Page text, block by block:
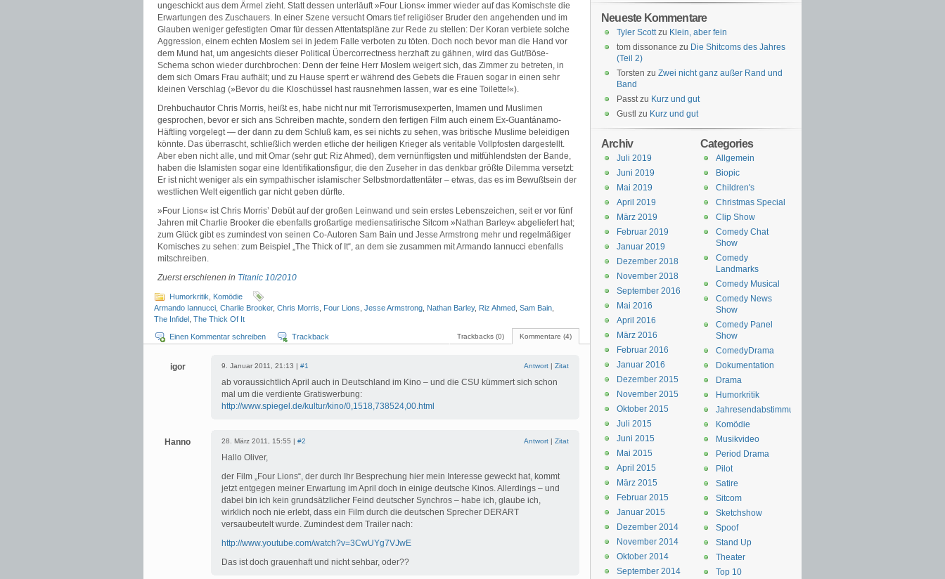
ungeschickt aus dem Ärmel zieht. Statt dessen unterläuft »Four Lions« immer wieder auf das Komischste die
Erwartungen des Zuschauers. In einer Szene versucht Omars tief religiöser Bruder den angehenden und im
Glauben weniger gefestigten Omar für dessen Attentatspläne zur Rede zu stellen: Der Koran verbiete solche
Aggression, einem echten Moslem sei in jedem Falle verboten zu töten. Doch noch bevor man die Hand vor
dem Mund hat, um angesichts dieser Political Übercorrectness herzhaft zu gähnen, wird das Gut/Böse-
Schema schon wieder durchbrochen: Denn der feine Herr Moslem weigert sich, das Zimmer zu betreten, in
dem sich Omars Frau aufhält; und zu Hause sperrt er während des Gebets die Frauen sogar in einen sehr
kleinen Verschlag (»Bevor du die Kloschüssel hast rausnehmen lassen, war es eine Toilette!«).
Drehbuchautor Chris Morris, heißt es, habe nicht nur mit Terrorismusexperten, Imamen und Muslimen
gesprochen, bevor er sich ans Schreiben machte, sondern den fertigen Film auch einem Ex-Guantánamo-
Häftling vorgelegt — der dann zu dem Schluß kam, es sei nichts zu sehen, was britische Muslime beleidigen
könnte. Das überrascht, schließlich werden etliche der heiligen Krieger als veritable Vollpfosten dargestellt.
Aber eben nicht alle, und mit Omar (sehr gut: Riz Ahmed), dem vernünftigsten und mitfühlendsten der Bande,
haben die Islamisten sogar eine Identifikationsfigur, die den Zuseher in das denkbar größte Dilemma versetzt:
Er ist nicht weniger als ein sympathischer islamischer Selbstmordattentäter – etwas, das es im Bewußtsein der
westlichen Welt eigentlich gar nicht geben dürfte.
»Four Lions« ist Chris Morris’ Debüt auf der großen Leinwand und sein erstes Lebenszeichen, seit er vor fünf
Jahren mit Charlie Brooker die ebenfalls großartige mediensatirische Sitcom »Nathan Barley« abgeliefert hat;
zum Glück gibt es zumindest von seinen Co-Autoren Sam Bain und Jesse Armstrong mehr und regelmäßiger
Komisches zu sehen: zum Beispiel „The Thick of It“, an dem sie zusammen mit Armando Iannucci ebenfalls
mitschreiben.
Zuerst erschienen in Titanic 10/2010
Humorkritik
Komödie
Armando Iannucci Charlie Brooker, Chris Morris Four Lions Jesse Armstrong Nathan Barley, Riz Ahmed Sam Bain
The Infidel The Thick Of It
Kommentare (4)
Trackbacks (0)
Einen Kommentar schreiben Trackback
igor 9. Januar 2011, 21:13 | #1 Antwort | Zitat
ab voraussichtlich April auch in Deutschland im Kino – und die CSU kümmert sich schon
mal um die verdiente Gratiswerbung:
http://www.spiegel.de/kultur/kino/0,1518,738524,00.html
Hanno 28. März 2011, 15:55 | #2 Antwort | Zitat
Hallo Oliver,
der Film „Four Lions“, der durch Ihr Besprechung hier mein Interesse geweckt hat, kommt
jetzt entgegen meiner Erwartung im April doch in einige deutsche Kinos. Allerdings – und
dabei bin ich kein grundsätzlicher Feind deutscher Synchros – habe ich, glaube ich,
wirklich noch nie erlebt, dass ein Film durch die deutschen Sprecher DERART
versaubeutelt wurde. Zumindest dem Trailer nach:
http://www.youtube.com/watch?v=3CwUYg7VJwE
Das ist doch grauenhaft und nicht sehbar, oder??
Neueste Kommentare
Tyler Scottzu Klein, aber fein
tom dissonance zu Die Shitcoms des Jahres
(Teil 2)
Torsten zu Zwei nicht ganz außer Rand und
Band
Passtzu Kurz und gut
Gustl zu Kurz und gut
Categories
Allgemein
Biopic
Children's
Christmas Special
Clip Show
Comedy Chat
Show
Comedy
Landmarks
Comedy Musical
Comedy News
Show
Comedy Panel
Show
ComedyDrama
Dokumentation
Drama
Humorkritik
Jahresendabstimmung
Komödie
Musikvideo
Period Drama
Pilot
Satire
Sitcom
Sketchshow
Spoof
Stand Up
Theater
Top 10
Archiv
Juli 2019
Juni 2019
Mai 2019
April 2019
März 2019
Februar 2019
Januar 2019
Dezember 2018
November 2018
September 2016
Mai 2016
April 2016
März 2016
Februar 2016
Januar 2016
Dezember 2015
November 2015
Oktober 2015
Juli 2015
Juni 2015
Mai 2015
April 2015
März 2015
Februar 2015
Januar 2015
Dezember 2014
November 2014
Oktober 2014
September 2014